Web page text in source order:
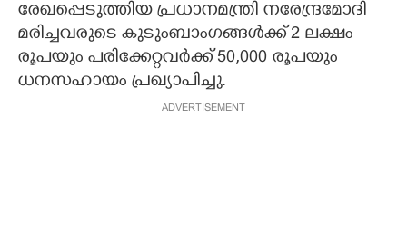
രേഖപ്പെടുത്തിയ പ്രധാനമന്ത്രി നരേന്ദ്രമോദി
മരിച്ചവരുടെ കുടുംബാംഗങ്ങൾക്ക് 2 ലക്ഷം
രൂപയും പരിക്കേറ്റവർക്ക് 50,000 രൂപയും
ധനസഹായം പ്രഖ്യാപിച്ചു.
ADVERTISEMENT